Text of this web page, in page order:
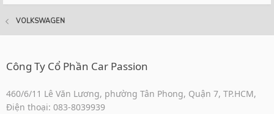
VOLKSWAGEN
Công Ty Cổ Phần Car Passion
460/6/11 Lê Văn Lương, phường Tân Phong, Quận 7, TP.HCM,
Điện thoại: 083-8039939